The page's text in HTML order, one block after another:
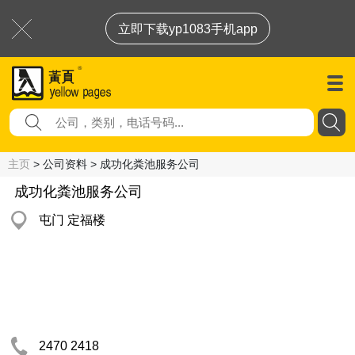
立即下载yp1083手机app
主页 > 公司资料 > 成功化粪池服务公司
成功化粪池服务公司
屯门 定福楼
2470 2418